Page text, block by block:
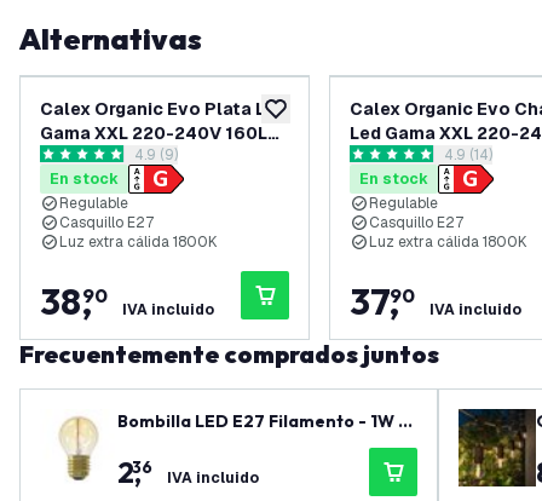
Alternativas
añadir a lista de deseos
Calex Organic Evo Plata Led
Gama XXL 220-240V 160LM
6W 1800K E27 regulable.
abrir el panel de reseñas
4.9 estrellas de puntuación
4.9 (9)
En stock
Regulable
Casquillo E27
Luz extra cálida 1800K
38,
90
IVA incluido
Calex Organic Evo
Led Gama XXL 220-
100LM 6W 1800K E27
regulable
abrir el
4.9 estrellas de puntuación
4.9 (14)
En stock
Regulable
Casquillo E27
Luz extra cálida 1800K
37,
90
IVA incluido
Frecuentemente comprados juntos
Bombilla LED E27 Filamento - 1W -
2,
36 IVA incluido